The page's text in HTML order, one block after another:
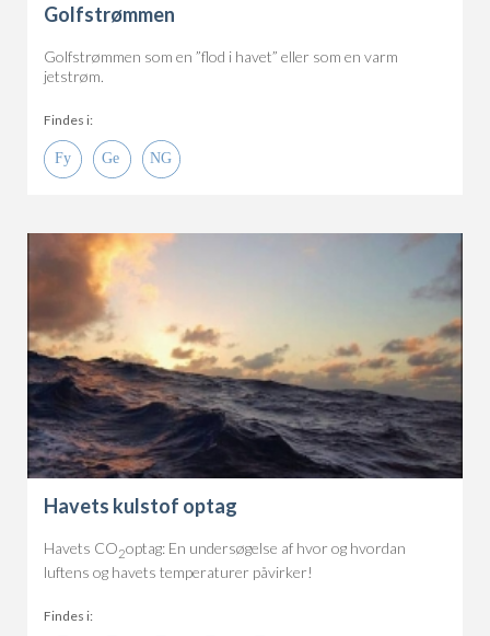
Golfstrømmen
Golfstrømmen som en ”flod i havet” eller som en varm
jetstrøm.
Findes i:
Havets kulstof optag
Havets CO2optag: En undersøgelse af hvor og hvordan
luftens og havets temperaturer påvirker!
Findes i: